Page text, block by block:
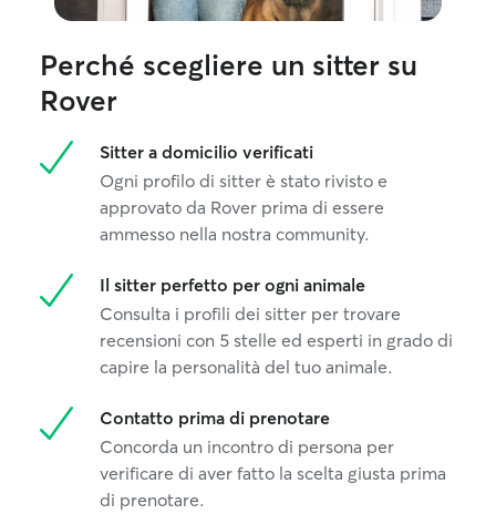
Perché scegliere un sitter su
Rover
Sitter a domicilio verificati
Ogni profilo di sitter è stato rivisto e
approvato da Rover prima di essere
ammesso nella nostra community.
Il sitter perfetto per ogni animale
Consulta i profili dei sitter per trovare
recensioni con 5 stelle ed esperti in grado di
capire la personalità del tuo animale.
Contatto prima di prenotare
Concorda un incontro di persona per
verificare di aver fatto la scelta giusta prima
di prenotare.